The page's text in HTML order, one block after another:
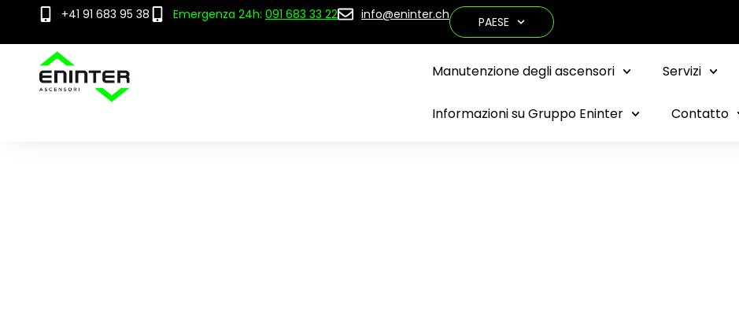
+41 91 683 95 38 Emergenza 24h: 091 683 33 22 info@eninter.ch PAESE
Manutenzione degli ascensori Servizi
Informazioni su Gruppo Eninter Contatto